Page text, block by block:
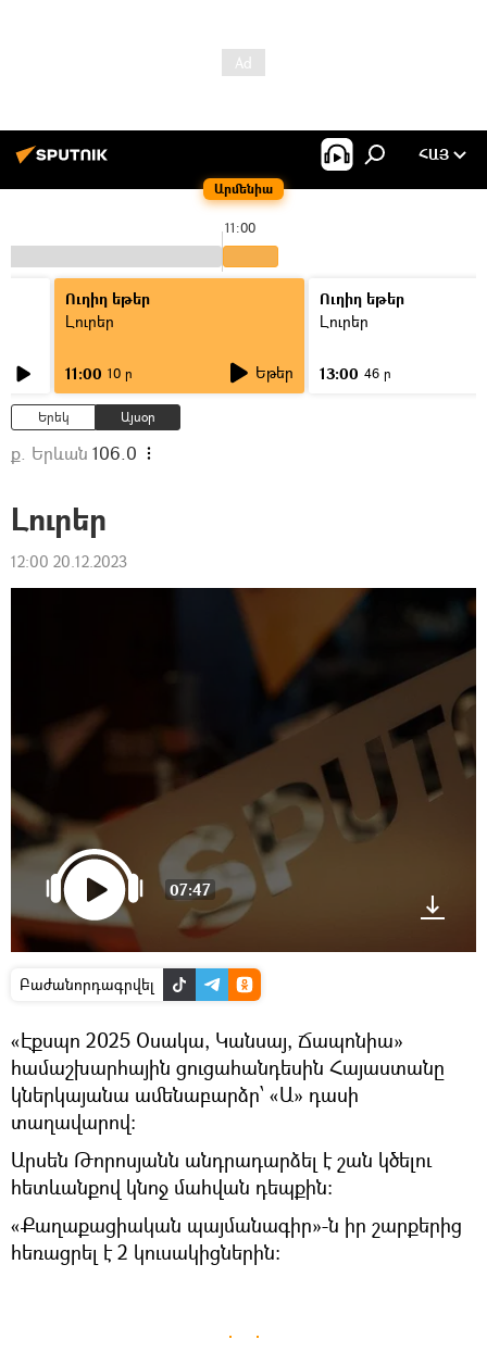
Արմենիա
ՀԱՅ
11:00
Ուղիղ եթեր
Լուրեր
11:00 10 ր Եթեր
Ուղիղ եթեր
Լուրեր
13:00 46 ր
Երեկ Այսօր
ք. Երևան 106.0
Լուրեր
12:00 20.12.2023
07:47
Բաժանորդագրվել
«Էքսպո 2025 Օսակա, Կանսայ, Ճապոնիա»
համաշխարհային ցուցահանդեսին Հայաստանը
կներկայանա ամենաբարձր՝ «Ա» դասի
տաղավարով։
Արսեն Թորոսյանն անդրադարձել է շան կծելու
հետևանքով կնոջ մահվան դեպքին։
«Քաղաքացիական պայմանագիր»-ն իր շարքերից
հեռացրել է 2 կուսակիցներին։